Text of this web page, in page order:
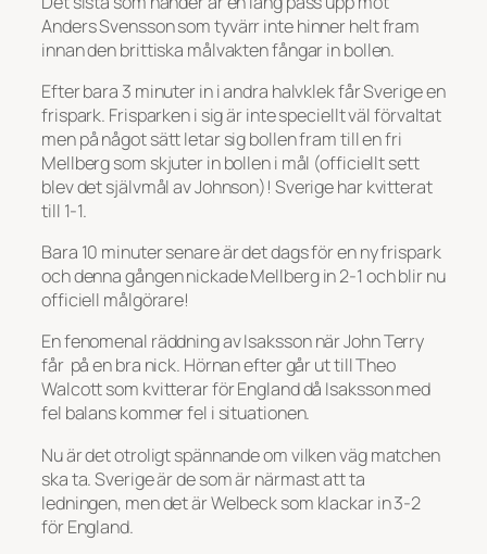
Anders Svensson som tyvärr inte hinner helt fram
innan den brittiska målvakten fångar in bollen.
Efter bara 3 minuter in i andra halvklek får Sverige en
frispark. Frisparken i sig är inte speciellt väl förvaltat
men på något sätt letar sig bollen fram till en fri
Mellberg som skjuter in bollen i mål (officiellt sett
blev det självmål av Johnson)! Sverige har kvitterat
till 1-1.
Bara 10 minuter senare är det dags för en ny frispark
och denna gången nickade Mellberg in 2-1 och blir nu
officiell målgörare!
En fenomenal räddning av Isaksson när John Terry
får på en bra nick. Hörnan efter går ut till Theo
Walcott som kvitterar för England då Isaksson med
fel balans kommer fel i situationen.
Nu är det otroligt spännande om vilken väg matchen
ska ta. Sverige är de som är närmast att ta
ledningen, men det är Welbeck som klackar in 3-2
för England.